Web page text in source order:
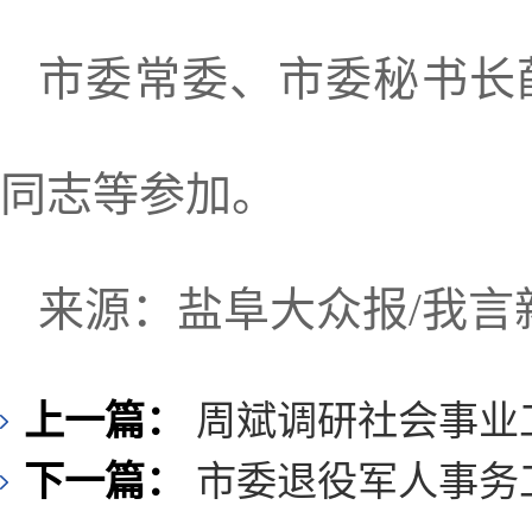
市委常委、市委秘书
同志等参加。
来源：盐阜大众报/我言
上一篇：
周斌调研社会事业
下一篇：
市委退役军人事